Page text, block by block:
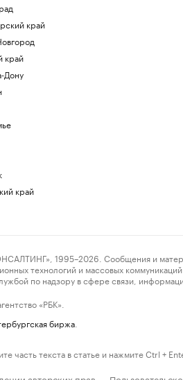
край
край
Дону
край
1995–2026. Сообщения и
технологий и массовых
по надзору в сфере связи,
«РБК».
биржа
часть текста в статье и нажмите Ctrl +